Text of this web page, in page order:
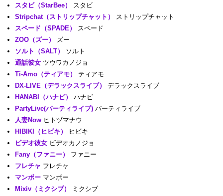
スタビ（StarBee）
スタビ
Stripchat（ストリップチャット）
ストリップチャット
スペード（SPADE）
スペード
ZOO（ズー）
ズー
ソルト（SALT）
ソルト
通話彼女 ツウワカノジョ
Ti-Amo（ティアモ）
ティアモ
DX-LIVE（デラックスライブ）
デラックスライブ
HANABI（ハナビ）
ハナビ
PartyLive(パーティライブ) パーティライブ
人妻Now ヒトヅマナウ
HIBIKI（ヒビキ）
ヒビキ
ビデオ彼女 ビデオカノジョ
Fany（ファニー）
ファニー
フレチャ フレチャ
マンボー マンボー
Mixiv（ミクシブ）
ミクシブ